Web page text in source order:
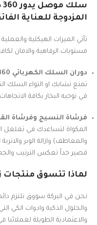
المزدوجة للعناية
تأتي الميزات الهيكلية
مستويات الرفاهية والامان
دوران السلك الكهربائي 360 درجة بالكامل:
تمنع تشابك او التواء السلك
في توجيه البخار بكافة
فرشاة النسيج وفرشاة
المكواة لتساعدك في تغلغل
والمعاطف) وازالة الوبر
قصير جداً تعكس الترتيب
لماذا تتسوق منتجات
نحن في البركة سووق نلتزم
والحلول الذكية وادوات الكي
والاعتمادية الطويلة لعملائنا